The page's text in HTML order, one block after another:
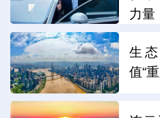
力量
生
值“